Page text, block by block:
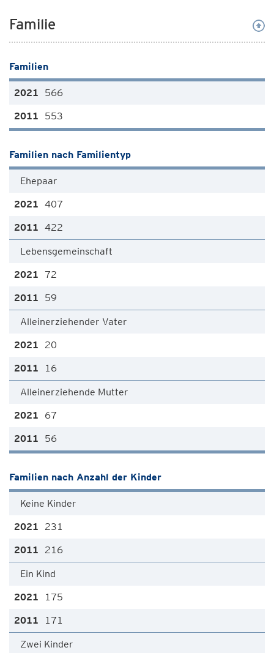
Familie
Familien
566
553
Familien nach Familientyp
Ehepaar
407
422
Lebensgemeinschaft
72
59
Alleinerziehender Vater
20
16
Alleinerziehende Mutter
67
56
Familien nach Anzahl der Kinder
Keine Kinder
231
216
Ein Kind
175
171
Zwei Kinder